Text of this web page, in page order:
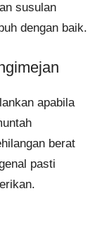
susulan
dengan baik.
apabila
berat
pasti